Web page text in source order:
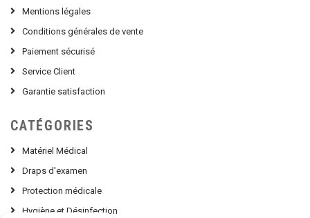
Mentions légales
Conditions générales de vente
Paiement sécurisé
Service Client
Garantie satisfaction
CATÉGORIES
Matériel Médical
Draps d'examen
Protection médicale
Hygiène et Désinfection